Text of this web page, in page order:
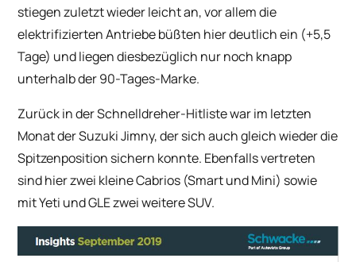
stiegen zuletzt wieder leicht an, vor allem die
elektrifizierten Antriebe büßten hier deutlich ein (+5,5
Tage) und liegen diesbezüglich nur noch knapp
unterhalb der 90-Tages-Marke.
Zurück in der Schnelldreher-Hitliste war im letzten
Monat der Suzuki Jimny, der sich auch gleich wieder die
Spitzenposition sichern konnte. Ebenfalls vertreten
sind hier zwei kleine Cabrios (Smart und Mini) sowie
mit Yeti und GLE zwei weitere SUV.